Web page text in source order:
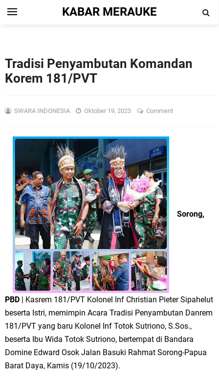
KABAR MERAUKE
Tradisi Penyambutan Komandan
Korem 181/PVT
SWARA INDONESIA Oktober 19, 2023 Comment
Sorong,
PBD | Kasrem 181/PVT Kolonel Inf Christian Pieter Sipahelut
beserta Istri, memimpin Acara Tradisi Penyambutan Danrem
181/PVT yang baru Kolonel Inf Totok Sutriono, S.Sos.,
beserta Ibu Wida Totok Sutriono, bertempat di Bandara
Domine Edward Osok Jalan Basuki Rahmat Sorong-Papua
Barat Daya, Kamis (19/10/2023).